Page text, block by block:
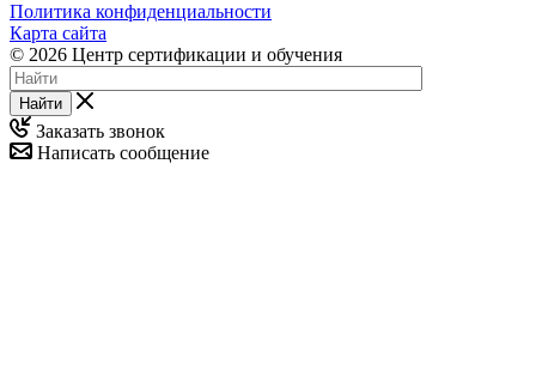
Политика конфиденциальности
Карта сайта
© 2026 Центр сертификации и обучения
Найти
Заказать звонок
Написать сообщение